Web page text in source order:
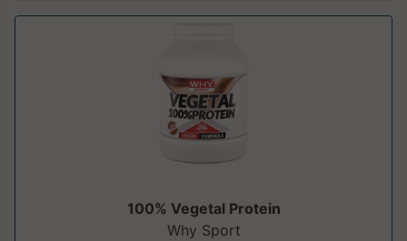
100% Vegetal Protein
Why Sport